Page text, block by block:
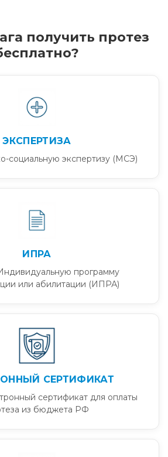
получить протез
ЭКСПЕРТИЗА
социальную экспертизу (МСЭ)
ИПРА
программу
или абилитации (ИПРА)
СЕРТИФИКАТ
сертификат для оплаты
из бюджета РФ